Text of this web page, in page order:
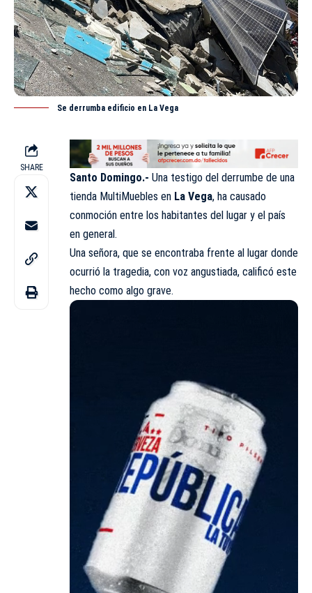
Se derrumba edificio en La Vega
SHARE
Santo Domingo.- Una testigo del derrumbe de una
tienda MultiMuebles en La Vega, ha causado
conmoción entre los habitantes del lugar y el país
en general.
Una señora, que se encontraba frente al lugar donde
ocurrió la tragedia, con voz angustiada, calificó este
hecho como algo grave.